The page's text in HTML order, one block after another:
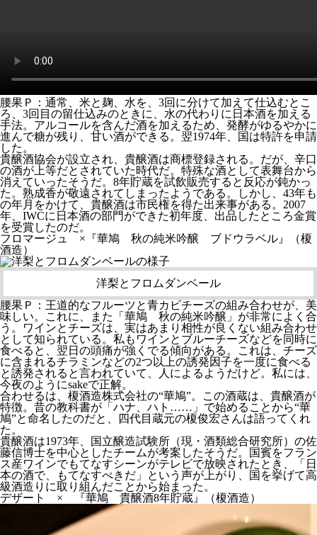
腰果Ｐ：通常、米と麹、水を、3回に分けて加えて仕込むとこ
ろ、3回目の留仕込みのときに、水の代わりに日本酒を加える
手法。アルコールを含んだ酒を加えるため、発酵がゆるやかに
進んで糖が残り、甘い酒ができる。翌1974年、国は特許を申請
した。
貴醸酒協会が設立され、貴醸酒は商標登録される。だが、辛口
の酒が上等だとされていた時代だ。特殊な酒として表舞台から
消えていったそうだ。8年貯蔵を試飲販売すると反応が鈍かっ
た。熟成香が敬遠されてしまったようである。しかし、43年も
の年月をかけて、貴醸酒は市民権を得た出来事がある。2007
年、IWCに日本酒の部門ができた初年度、出品したところ金賞
を受賞したのだ。
フロマージュ ×『華鳩 秋の純米吟醸 ブドウラベル』（榎
酒造）
洋梨とフロムダンベール
腰果Ｐ：王道的なフルーツと青カビチーズの組み合わせが、美
味しい。これに、また「華鳩 秋の純米吟醸」が非常によく合
う。ワインとチーズは、実はあまり相性が良くない組み合わせ
として知られている。私もワインとブルーチーズなどを同時に
食べると、翌日の頭痛が強くでる傾向がある。これは、チーズ
に含まれるチラミンなどの2つ以上の誘発因子を一度に食べる
と誘発されると言われていて、人によるようだけど。私には、
今夜のようにsakeで正解。
合わせるは、榎酒造株式会社の“華鳩”。この酒蔵は、貴醸酒が
特徴。昔の教科書が「ハナ、ハト……」で始めることから“華
鳩”と命名したのだと、四代目蔵元の榎俊宏さんは語ってくれ
た。
貴醸酒は1973年、国立醸造試験所（現・酒類総合研究所）の佐
藤信博士を中心としたチームが考案したそうだ。国賓をフラン
ス産ワインでもてなすシーンがテレビで放映されたとき、「日
本の酒で、もてなすべきだ」という声が上がり、国を挙げて高
級酒造りに取り組んだことから始まった。
デザート × 『華鳩 貴醸酒8年貯蔵』（榎酒造）